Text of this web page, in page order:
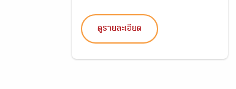
ดูรายละเอียด